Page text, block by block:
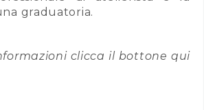
graduatoria.
clicca il bottone qui